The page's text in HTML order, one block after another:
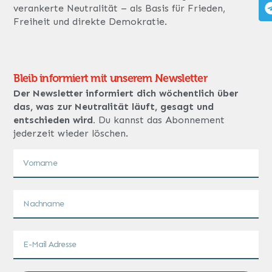
verankerte Neutralität – als Basis für Frieden,
Freiheit und direkte Demokratie.
Bleib informiert mit unserem Newsletter
Der Newsletter informiert dich wöchentlich über
das, was zur Neutralität läuft, gesagt und
entschieden wird. Du kannst das Abonnement
jederzeit wieder löschen.